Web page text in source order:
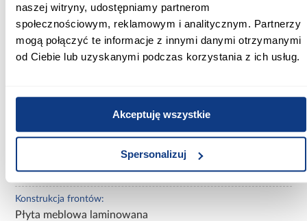
naszej witryny, udostępniamy partnerom
społecznościowym, reklamowym i analitycznym. Partnerzy
mogą połączyć te informacje z innymi danymi otrzymanymi
od Ciebie lub uzyskanymi podczas korzystania z ich usług.
Akceptuję wszystkie
Spersonalizuj
Wysokość [cm]:
mat
Konstrukcja frontów:
Płyta meblowa laminowana